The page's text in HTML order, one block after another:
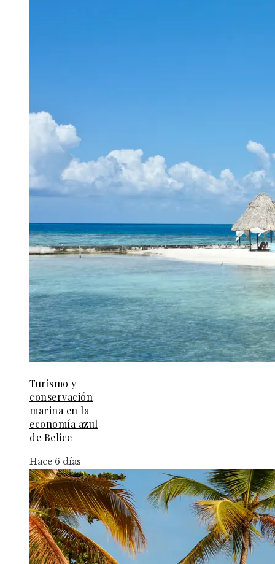
Turismo y
conservación
marina en la
economía azul
de Belice
Hace 6 días